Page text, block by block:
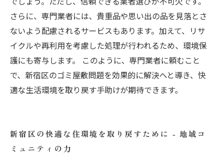
さらに、専門業者には、貴重品や思い出の品を見落とさ
ないよう配慮されるサービスもあります。加えて、リサ
イクルや再利用を考慮した処理が行われるため、環境保
護にも寄与します。 このように、専門業者に頼むこと
で、新宿区のゴミ屋敷問題を効果的に解決へと導き、快
適な生活環境を取り戻す手助けが期待できます。
新宿区の快適な住環境を取り戻すために - 地域コ
ミュニティの力